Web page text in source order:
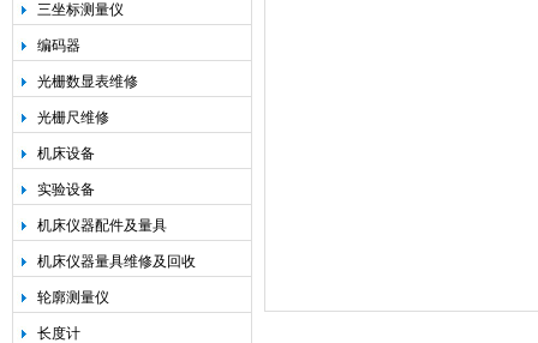
三坐标测量仪
编码器
光栅数显表维修
光栅尺维修
机床设备
实验设备
机床仪器配件及量具
机床仪器量具维修及回收
轮廓测量仪
长度计